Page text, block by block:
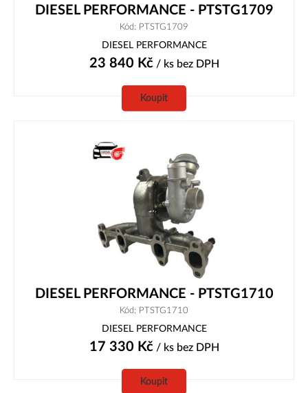
DIESEL PERFORMANCE - PTSTG1709
Kód: PTSTG1709
DIESEL PERFORMANCE
23 840 Kč/ ks bez DPH
Koupit
DIESEL PERFORMANCE - PTSTG1710
Kód: PTSTG1710
DIESEL PERFORMANCE
17 330 Kč/ ks bez DPH
Koupit